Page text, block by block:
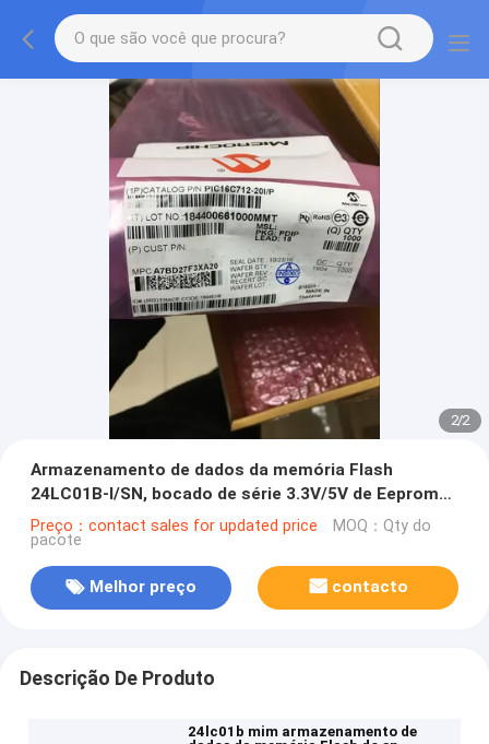
2/2
Armazenamento de dados da memória Flash
24LC01B-I/SN, bocado de série 3.3V/5V de Eeprom
1K do microchip
Preço：contact sales for updated price MOQ：Qty do
pacote
Melhor preço contacto
Descrição De Produto
24lc01b mim armazenamento de